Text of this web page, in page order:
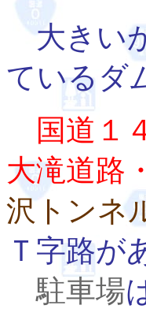
大きい
ているダ
国道１
大滝道路
沢トンネ
Ｔ字路が
駐車場